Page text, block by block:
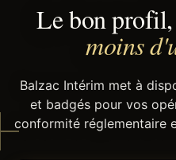
Le bon profil,
moins
Balzac Intérim met à
et badgés pour vos
conformité réglementaire